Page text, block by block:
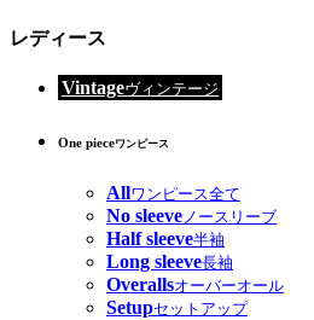
レディース
Vintageヴィンテージ
One pieceワンピース
Allワンピース全て
No sleeveノースリーブ
Half sleeve半袖
Long sleeve長袖
Overallsオーバーオール
Setupセットアップ